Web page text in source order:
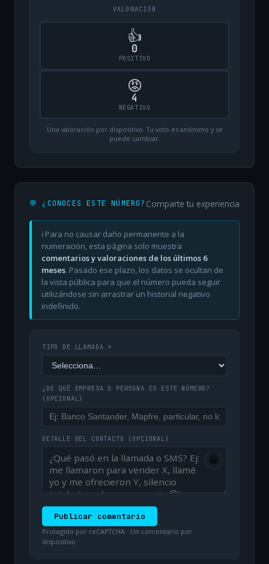
VALORACIÓN
👍
0
POSITIVO
😡
4
NEGATIVO
Una valoración por dispositivo. Tu voto es anónimo y se
puede cambiar.
💬 ¿CONOCES ESTE NÚMERO? Comparte tu experiencia
ℹ️ Para no causar daño permanente a la
numeración, esta página solo muestra
comentarios y valoraciones de los últimos 6
meses. Pasado ese plazo, los datos se ocultan de
la vista pública para que el número pueda seguir
utilizándose sin arrastrar un historial negativo
indefinido.
TIPO DE LLAMADA *
¿DE QUÉ EMPRESA O PERSONA ES ESTE NÚMERO?
(OPCIONAL)
DETALLE DEL CONTACTO (OPCIONAL)
😀
Publicar comentario
Protegido por reCAPTCHA · Un comentario por
dispositivo